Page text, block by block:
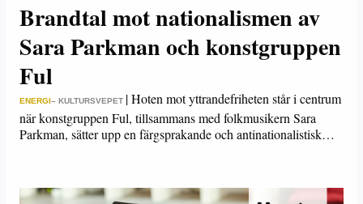
Brandtal mot nationalismen av
Sara Parkman och konstgruppen
Ful
ENERGI– KULTURSVEPET |Hoten mot yttrandefriheten står i centrum
när konstgruppen Ful, tillsammans med folkmusikern Sara
Parkman, sätter upp en färgsprakande och antinationalistisk…